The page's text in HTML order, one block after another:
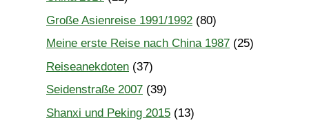
Große Asienreise 1991/1992 (80)
Meine erste Reise nach China 1987 (25)
Reiseanekdoten (37)
Seidenstraße 2007 (39)
Shanxi und Peking 2015 (13)